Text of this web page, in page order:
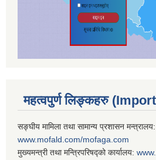
महत्वपुर्ण लिङ्कहरु
सङ्घीय मामिला तथा सामान्य प्रशासन मन्त्रालय:
www.mofald.com/mofaga.com
मुख्यमन्त्री तथा मन्त्रिपरिषद्को कार्यालय: